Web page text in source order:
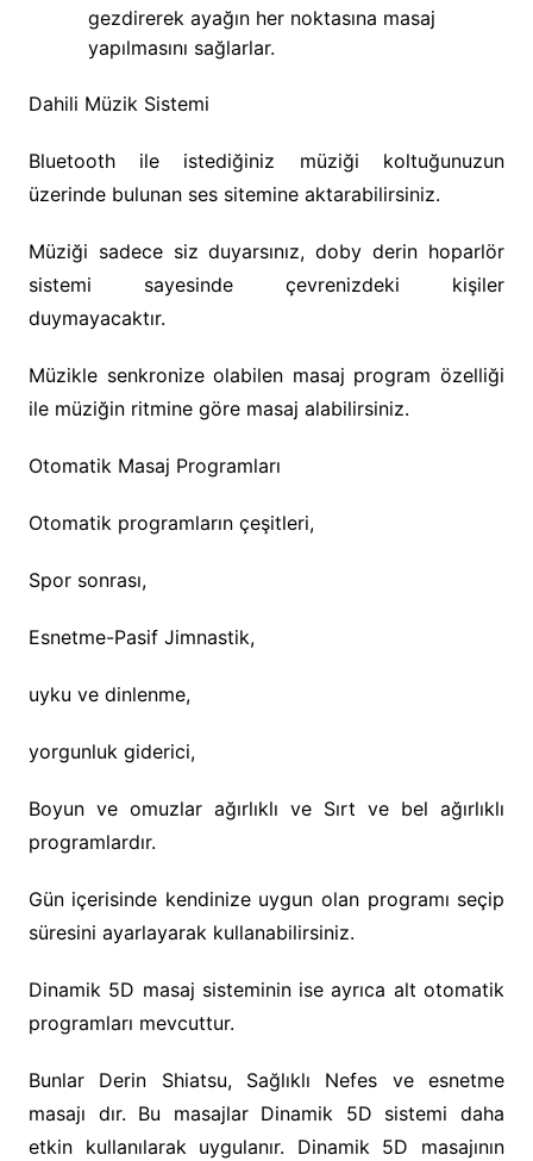
gezdirerek ayağın her noktasına masaj
yapılmasını sağlarlar.
Dahili Müzik Sistemi
Bluetooth ile istediğiniz müziği koltuğunuzun
üzerinde bulunan ses sitemine aktarabilirsiniz.
Müziği sadece siz duyarsınız, doby derin hoparlör
sistemi sayesinde çevrenizdeki kişiler
duymayacaktır.
Müzikle senkronize olabilen masaj program özelliği
ile müziğin ritmine göre masaj alabilirsiniz.
Otomatik Masaj Programları
Otomatik programların çeşitleri,
Spor sonrası,
Esnetme-Pasif Jimnastik,
uyku ve dinlenme,
yorgunluk giderici,
Boyun ve omuzlar ağırlıklı ve Sırt ve bel ağırlıklı
programlardır.
Gün içerisinde kendinize uygun olan programı seçip
süresini ayarlayarak kullanabilirsiniz.
Dinamik 5D masaj sisteminin ise ayrıca alt otomatik
programları mevcuttur.
Bunlar Derin Shiatsu, Sağlıklı Nefes ve esnetme
masajı dır. Bu masajlar Dinamik 5D sistemi daha
etkin kullanılarak uygulanır. Dinamik 5D masajının